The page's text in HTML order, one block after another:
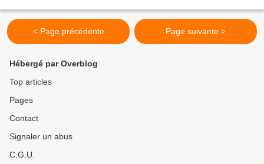
< Page précédente Page suivante >
Hébergé par Overblog
Top articles
Pages
Contact
Signaler un abus
C.G.U.